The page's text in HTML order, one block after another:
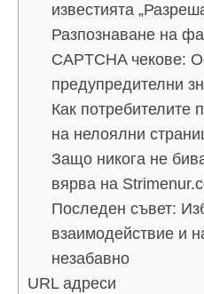
известията
Разпознаване на
CAPTCHA чекове:
предупредителни
Как потребителите
на нелоялни
Защо никога не
вярва на
Последен съвет:
взаимодействие и
незабавно
URL адреси